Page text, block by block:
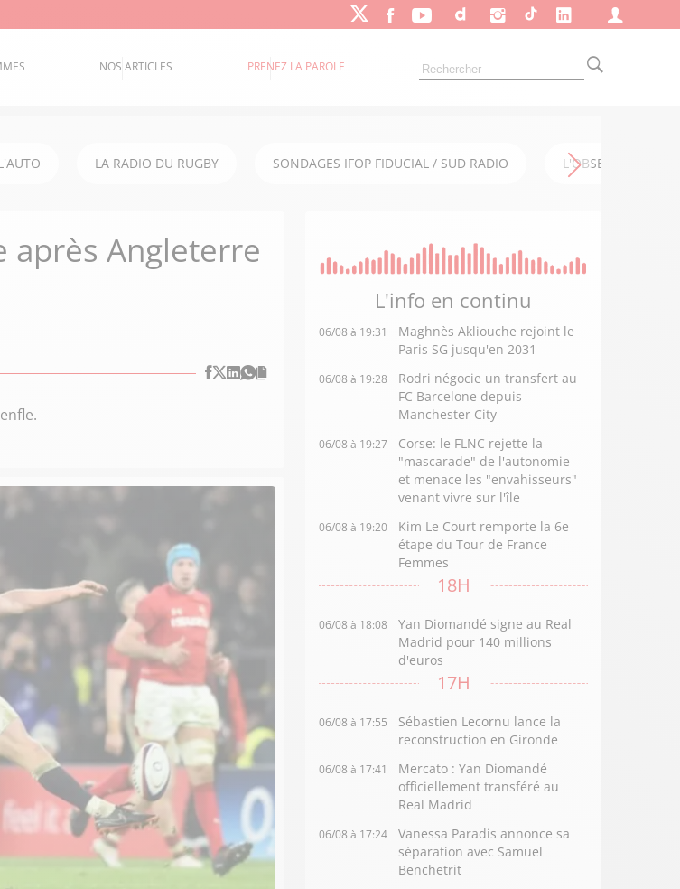
NOS ARTICLES PRENEZ LA PAROLE
LA RADIO DU RUGBY SONDAGES IFOP FIDUCIAL / SUD RADIO L'OBSERVATOIRE
après Angleterre
L'info en continu
06/08 à 19:31
Maghnès Akliouche rejoint le
Paris SG jusqu'en 2031
06/08 à 19:28
Rodri négocie un transfert au
FC Barcelone depuis
Manchester City
06/08 à 19:27
Corse: le FLNC rejette la
"mascarade" de l'autonomie
et menace les "envahisseurs"
venant vivre sur l'île
06/08 à 19:20
Kim Le Court remporte la 6e
étape du Tour de France
Femmes
18H
06/08 à 18:08
Yan Diomandé signe au Real
Madrid pour 140 millions
d'euros
17H
06/08 à 17:55
Sébastien Lecornu lance la
reconstruction en Gironde
06/08 à 17:41
Mercato : Yan Diomandé
officiellement transféré au
Real Madrid
06/08 à 17:24
Vanessa Paradis annonce sa
séparation avec Samuel
Benchetrit